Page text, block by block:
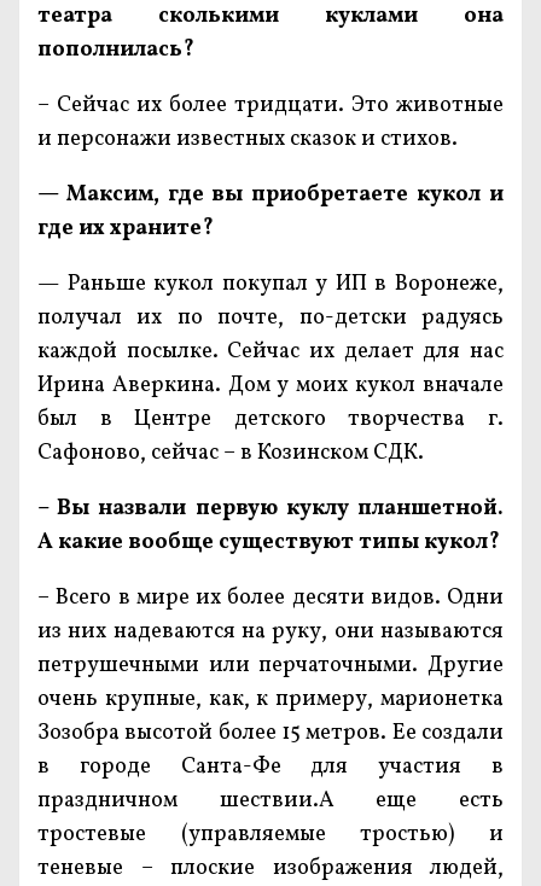
театра сколькими куклами она
пополнилась?
– Сейчас их более тридцати. Это животные
и персонажи известных сказок и стихов.
— Максим, где вы приобретаете кукол и
где их храните?
— Раньше кукол покупал у ИП в Воронеже,
получал их по почте, по-детски радуясь
каждой посылке. Сейчас их делает для нас
Ирина Аверкина. Дом у моих кукол вначале
был в Центре детского творчества г.
Сафоново, сейчас – в Козинском СДК.
– Вы назвали первую куклу планшетной.
А какие вообще существуют типы кукол?
– Всего в мире их более десяти видов. Одни
из них надеваются на руку, они называются
петрушечными или перчаточными. Другие
очень крупные, как, к примеру, марионетка
Зозобра высотой более 15 метров. Ее создали
в городе Санта-Фе для участия в
праздничном шествии.А еще есть
тростевые (управляемые тростью) и
теневые – плоские изображения людей,